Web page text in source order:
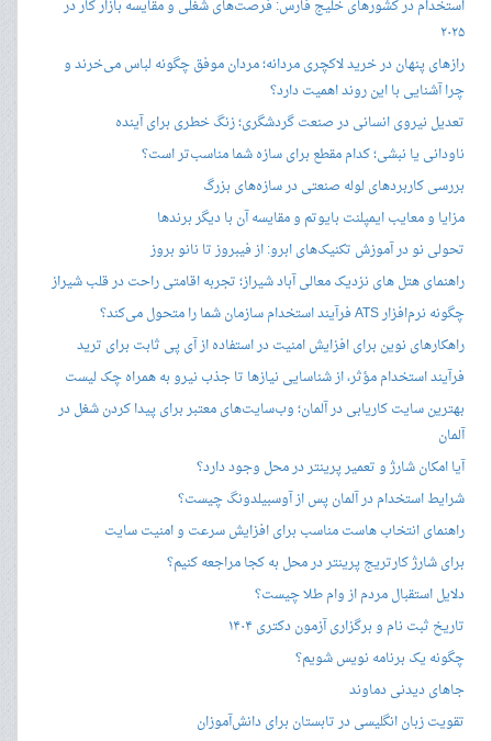
استخدام در کشورهای خلیج فارس: فرصت‌های شغلی و مقایسه بازار کار در
۲۰۲۵
رازهای پنهان در خرید لاکچری مردانه؛ مردان موفق چگونه لباس می‌خرند و
چرا آشنایی با این روند اهمیت دارد؟
تعدیل نیروی انسانی در صنعت گردشگری؛ زنگ خطری برای آینده
ناودانی یا نبشی؛ کدام مقطع برای سازه شما مناسب‌تر است؟
بررسی کاربردهای لوله صنعتی در سازه‌های بزرگ
مزایا و معایب ایمپلنت بایوتم و مقایسه آن با دیگر برندها
تحولی نو در آموزش تکنیک‌های ابرو: از فیبروز تا نانو بروز
راهنمای هتل های نزدیک معالی آباد شیراز؛ تجربه اقامتی راحت در قلب شیراز
چگونه نرم‌افزار ATS فرآیند استخدام سازمان شما را متحول می‌کند؟
راهکارهای نوین برای افزایش امنیت در استفاده از آی پی ثابت برای ترید
فرآیند استخدام مؤثر، از شناسایی نیازها تا جذب نیرو به همراه چک لیست
بهترین سایت کاریابی در آلمان؛ وب‌سایت‌های معتبر برای پیدا کردن شغل در
آلمان
آیا امکان شارژ و تعمیر پرینتر در محل وجود دارد؟
شرایط استخدام در آلمان پس از آوسبیلدونگ چیست؟
راهنمای انتخاب هاست مناسب برای افزایش سرعت و امنیت سایت
برای شارژ کارتریج پرینتر در محل به کجا مراجعه کنیم؟
دلایل استقبال مردم از وام طلا چیست؟
تاریخ ثبت نام و برگزاری آزمون دکتری ۱۴۰۴
چگونه یک برنامه نویس شویم؟
جاهای دیدنی دماوند
تقویت زبان انگلیسی در تابستان برای دانش‌آموزان